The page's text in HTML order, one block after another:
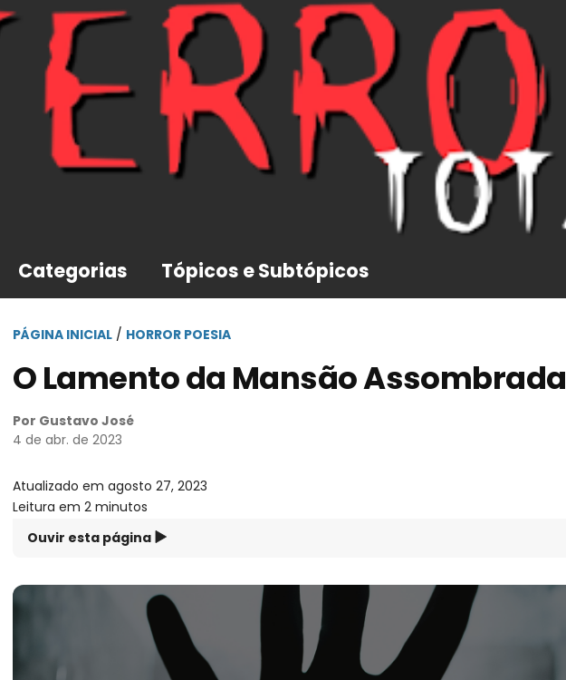
Categorias Tópicos e Subtópicos
PÁGINA INICIAL / HORROR POESIA
O Lamento da Mansão Assombrada
Por Gustavo José
4 de abr. de 2023
Atualizado em agosto 27, 2023
Leitura em 2 minutos
Ouvir esta página